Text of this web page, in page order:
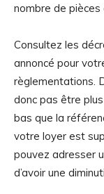
nombre de
Consultez les
annoncé pour
règlementations.
donc pas être
bas que la
votre loyer est
pouvez adresser
d’avoir une